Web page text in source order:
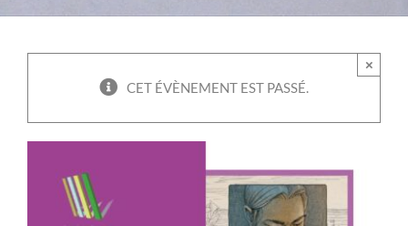
CET ÉVÈNEMENT EST PASSÉ.
×